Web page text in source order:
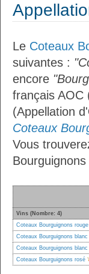
Le Coteaux
suivantes :
encore
français AOC
(Appellation
Coteaux
Vous
Vins (Nombre: 4)
Coteaux Bourguignons rouge
Coteaux Bourguignons blanc
Coteaux Bourguignons blanc
Coteaux Bourguignons rosé